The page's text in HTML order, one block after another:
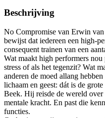
Beschrijving
No Compromise van Erwin
bewijst dat iedereen een high-
consequent trainen van een
Wat maakt high performers nou
stress of als het tegenzit? Wat
anderen de moed allang
lichaam en geest: dát is de
Beek. Hij reisde de wereld
mentale kracht. En past die
functies.